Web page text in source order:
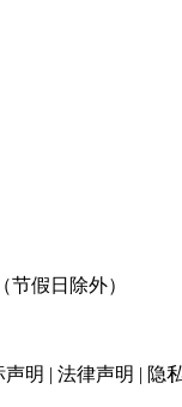
节假日除外）
明 | 法律声明 | 隐